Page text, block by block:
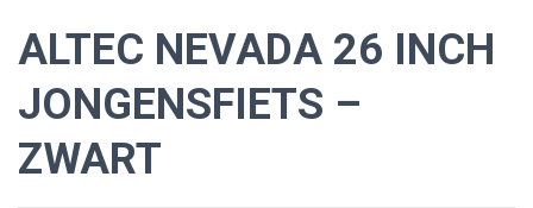
ALTEC NEVADA 26 INCH
JONGENSFIETS –
ZWART